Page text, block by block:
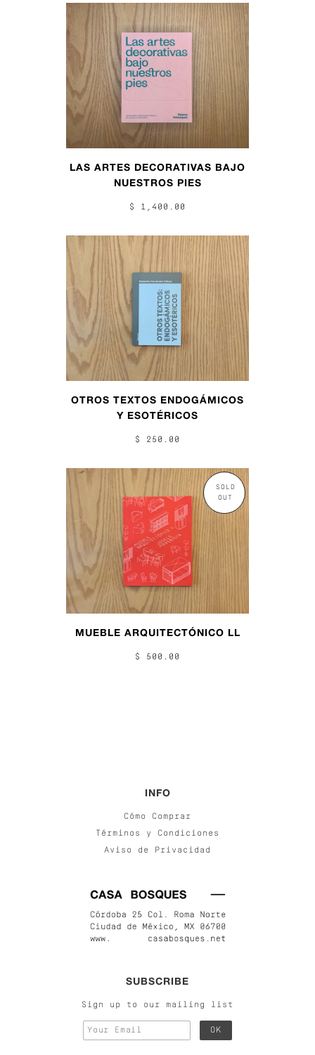
LAS ARTES DECORATIVAS BAJO
NUESTROS PIES
$ 1,400.00
OTROS TEXTOS ENDOGÁMICOS
Y ESOTÉRICOS
$ 250.00
SOLD
OUT
MUEBLE ARQUITECTÓNICO LL
$ 500.00
INFO
Cómo Comprar
Términos y Condiciones
Aviso de Privacidad
SUBSCRIBE
Sign up to our mailing list